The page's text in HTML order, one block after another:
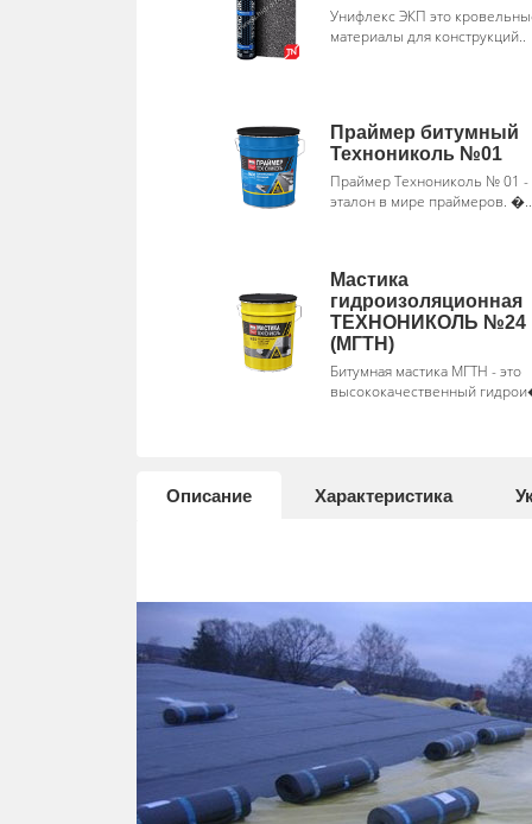
Унифлекс ЭКП это
материалы для конструкций..
Праймер битумный
Технониколь №01
Праймер Технониколь № 01 -
эталон в мире праймеров. �..
Мастика
гидроизоляционная
ТЕХНОНИКОЛЬ №24
(МГТН)
Битумная мастика МГТН - это
высококачественный
Описание Характеристика